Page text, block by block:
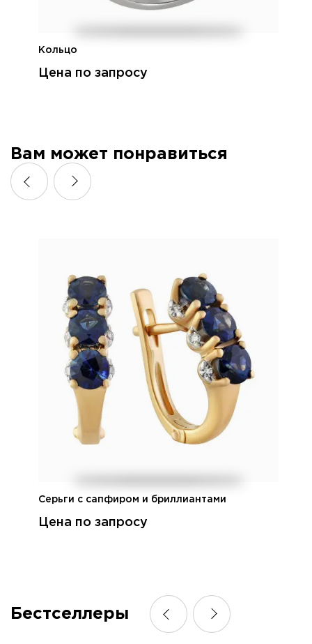
Кольцо
Цена по запросу
Вам может понравиться
Серьги с сапфиром и бриллиантами
Цена по запросу
Бестселлеры